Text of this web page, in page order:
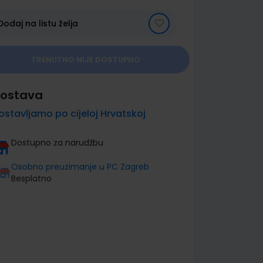
na listu želja
po cijeloj Hrvatskoj
Dostupno za narudžbu
Osobno preuzimanje u PC Zagreb
Besplatno